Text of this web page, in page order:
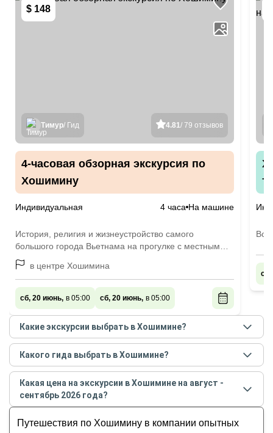
$ 148
4.81/ 79 отзывов
Тимур/ Гид
4-часовая обзорная экскурсия по
Хошимину
Индивидуальная 4 часа На машине
История, религия и жизнеустройство самого
большого города Вьетнама на прогулке с местным
жителем
в центре Хошимина
сб, 20 июнь, в 05:00 сб, 20 июнь, в 05:00
сб,
Какие экскурсии выбрать в Хошимине?
Самые популярные экскурсиив Хошиминев
августе - сентябре 2026года:
4-часовая обзорная экскурсия по Хошимину
Хошимин + дельта Меконга или туннели Кучи на
выбор
Экскурсия по дельте реки Меконг
Какого гида выбрать в Хошимине?
Лучшие гидыв Хошиминепо рейтингу и отзывам в
августе 2026 года:
Ирина
Тимур
Какая цена на экскурсии в Хошимине на август -
сентябрь 2026 года?
сентябрь 2026года от 31до 850 USD
Путешествия по Хошимину в компании опытных